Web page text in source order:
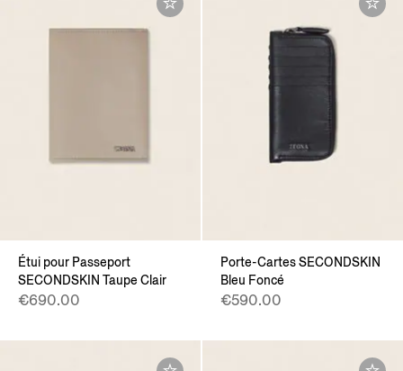
Étui pour Passeport
SECONDSKIN Taupe Clair
€690.00
Porte-Cartes SECONDSKIN
Bleu Foncé
€590.00